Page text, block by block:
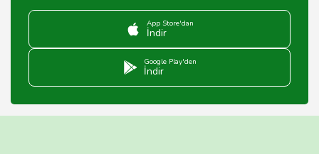
App Store'dan
İndir
Google Play'den
İndir